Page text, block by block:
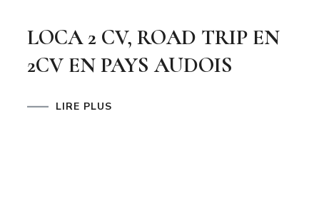
LOCA 2 CV, ROAD TRIP EN
2CV EN PAYS AUDOIS
LIRE PLUS